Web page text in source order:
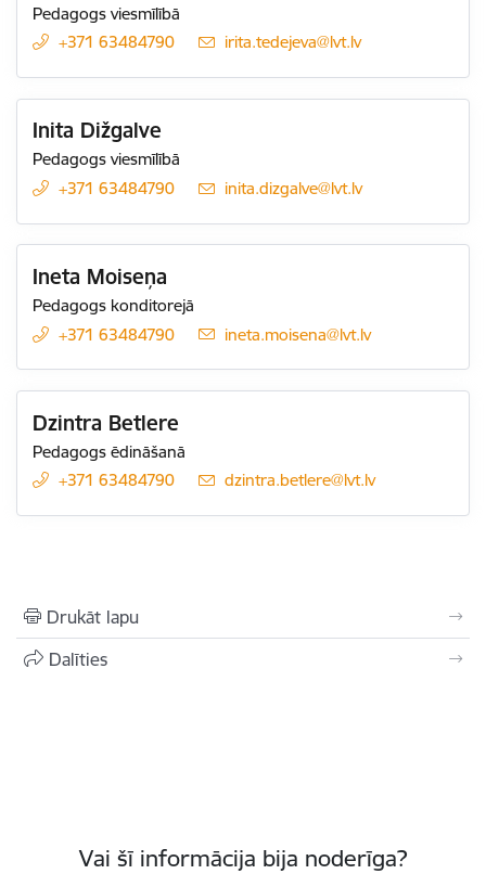
Pedagogs viesmīlībā
+371 63484790
E-pasts:
irita.tedejeva@lvt.lv
Inita Dižgalve
Pedagogs viesmīlībā
+371 63484790
E-pasts:
inita.dizgalve@lvt.lv
Ineta Moiseņa
Pedagogs konditorejā
+371 63484790
E-pasts:
ineta.moisena@lvt.lv
Dzintra Betlere
Pedagogs ēdināšanā
+371 63484790
E-pasts:
dzintra.betlere@lvt.lv
Drukāt lapu
Dalīties
Vai šī informācija bija noderīga?